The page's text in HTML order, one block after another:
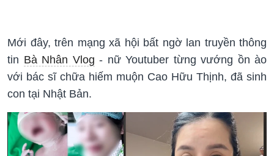
Mới đây, trên mạng xã hội bất ngờ lan truyền thông
tin Bà Nhân Vlog - nữ Youtuber từng vướng ồn ào
với bác sĩ chữa hiếm muộn Cao Hữu Thịnh, đã sinh
con tại Nhật Bản.